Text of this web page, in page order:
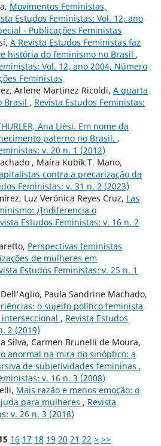
Movimentos Feministas,
Estudos Feministas: Vol. 12, ano
- Publicações Feministas
A Revista Estudos Feministas faz
história do feminismo no Brasil ,
Vol. 12, ano 2004, Número
Feministas
Arlene Martinez Ricoldi, A quarta
Brasil , Revista Estudos Feministas:
Ana Liési. Em nome da
paterno no Brasil. ,
v. 20 n. 1 (2012)
, Maíra Kubík T. Mano,
contra a precarização da
Feministas: v. 31 n. 2 (2023)
Luz Verónica Reyes Cruz, Las
¿Indiferencia o
Estudos Feministas: v. 16 n. 2
Perspectivas feministas
de mulheres em
Estudos Feministas: v. 25 n. 1
Paula Sandrine Machado,
o sujeito político feminista
, Revista Estudos
2 (2019)
Silva, Carmen Brunelli de Moura,
anormal na mira do sinóptico: a
de subjetividades femininas ,
v. 16 n. 3 (2008)
Mais razão e menos emoção: o
para mulheres , Revista
v. 26 n. 3 (2018)
16 17 18 19 20 21 22 > >>